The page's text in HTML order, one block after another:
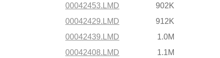
00042453.LMD
902K
00042429.LMD
912K
00042439.LMD
1.0M
00042408.LMD
1.1M